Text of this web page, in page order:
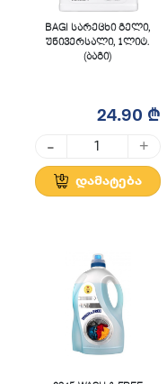
BAGI სარეცხი გელი,
უნივერსალი, 1ლიტ.
(ბაგი)
24.90 ₾
- +
დამატება